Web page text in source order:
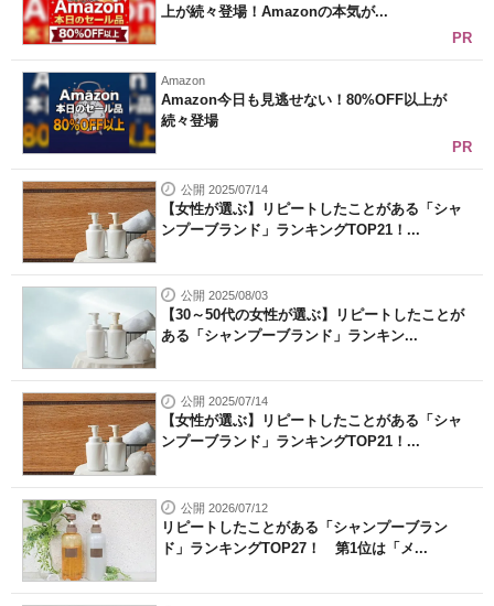
上が続々登場！Amazonの本気が...
PR
Amazon
Amazon今日も見逃せない！80%OFF以上が
続々登場
PR
公開 2025/07/14
【女性が選ぶ】リピートしたことがある「シャ
ンプーブランド」ランキングTOP21！...
公開 2025/08/03
【30～50代の女性が選ぶ】リピートしたことが
ある「シャンプーブランド」ランキン...
公開 2025/07/14
【女性が選ぶ】リピートしたことがある「シャ
ンプーブランド」ランキングTOP21！...
公開 2026/07/12
リピートしたことがある「シャンプーブラン
ド」ランキングTOP27！ 第1位は「メ...